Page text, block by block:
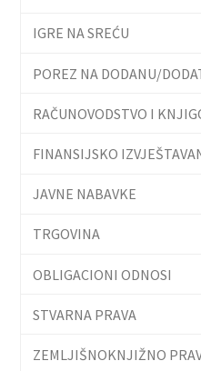
IGRE NA SREĆU
POREZ NA DODANU/
RAČUNOVODSTVO I
FINANSIJSKO
JAVNE NABAVKE
TRGOVINA
OBLIGACIONI ODNOSI
STVARNA PRAVA
ZEMLJIŠNOKNJIŽNO